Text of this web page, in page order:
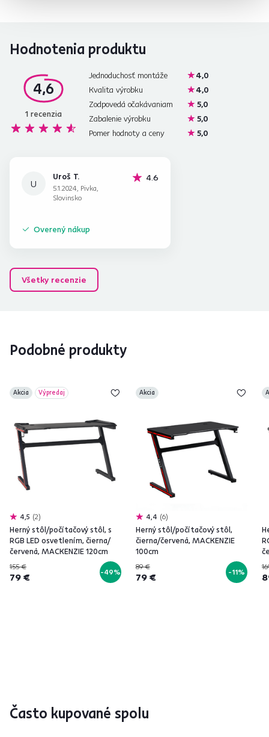
Hodnotenia produktu
4,6
1 recenzia
Jednoduchosť montáže
4,0
Kvalita výrobku
4,0
Zodpovedá očakávaniam
5,0
Zabalenie výrobku
5,0
Pomer hodnoty a ceny
5,0
U
Uroš T.
5.1.2024, Pivka,
Slovinsko
4.6
Overený nákup
Všetky recenzie
Podobné produkty
Akcia Výpredaj
4,5 2
Herný stôl/počítačový stôl, s
RGB LED osvetlením, čierna/
červená, MACKENZIE 120cm
155 €
79 € -49%
Akcia
4,4 6
Herný stôl/počítačový stôl,
čierna/červená, MACKENZIE
100cm
89 €
79 € -11%
Často kupované spolu